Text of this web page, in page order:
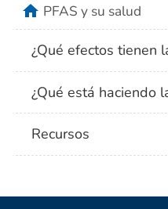
homePFAS y su salud
¿Qué efectos tienen
¿Qué está haciendo
Recursos